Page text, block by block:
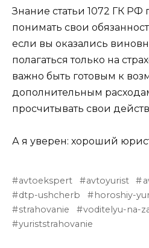
Знание статьи 1072 ГК
понимать свои
если вы оказались
полагаться только на
важно быть готовым к
дополнительным
просчитывать свои
А я уверен: хороший
avtoekspert avtoyurist
dtp-ushcherb
horoshiy-
strahovanie
voditelyu-na-
yuriststrahovanie